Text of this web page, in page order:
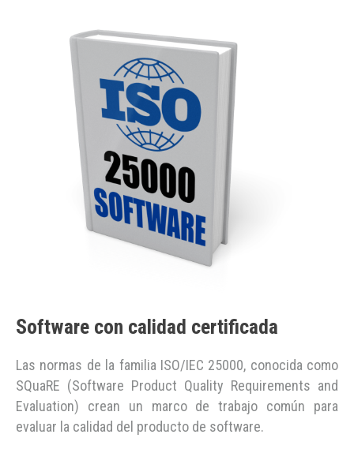
​​​​​​​​​​​​​​​​​​​​​​​​​​​Software con calidad certificada
Las normas de la familia ISO/IEC 25000, conocida como
SQuaRE (Software Prod​uct Quality Requirements and
Evaluation) crean un marco de trabajo común para
evaluar la calidad del producto de software.